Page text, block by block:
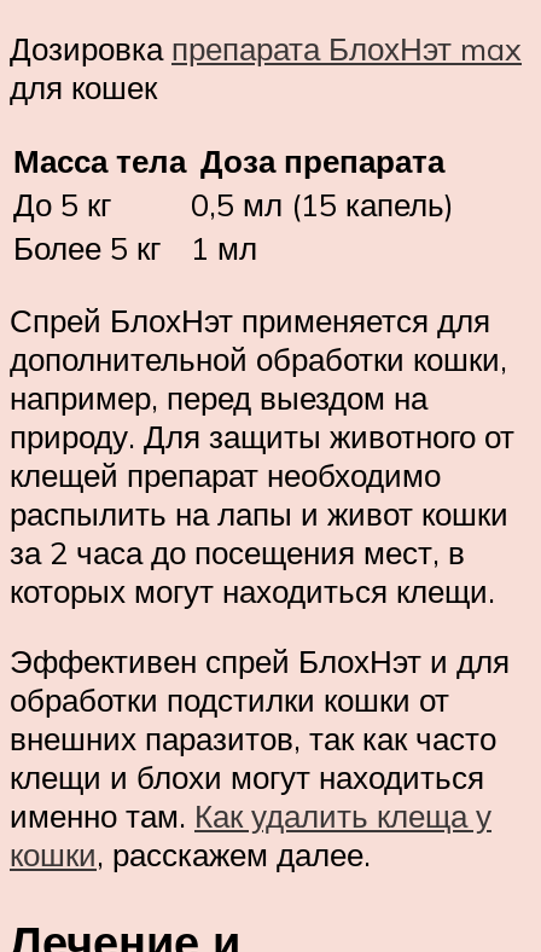
Дозировка препарата БлохНэт max
для кошек
Масса тела Доза препарата
До 5 кг
0,5 мл (15 капель)
Более 5 кг
1 мл
Спрей БлохНэт применяется для
дополнительной обработки кошки,
например, перед выездом на
природу. Для защиты животного от
клещей препарат необходимо
распылить на лапы и живот кошки
за 2 часа до посещения мест, в
которых могут находиться клещи.
Эффективен спрей БлохНэт и для
обработки подстилки кошки от
внешних паразитов, так как часто
клещи и блохи могут находиться
именно там. Как удалить клеща у
кошки, расскажем далее.